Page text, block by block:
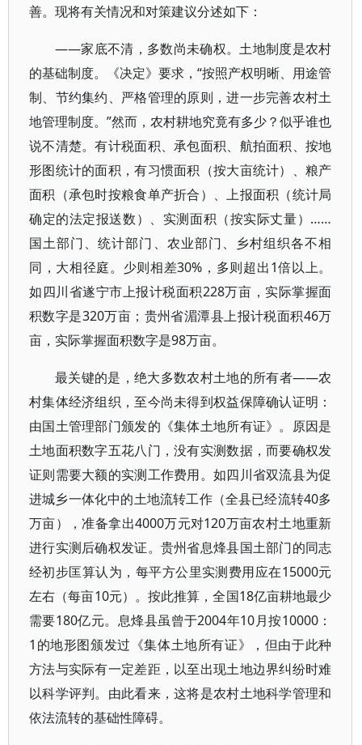
善。现将有关情况和对策建议分述如下：
——家底不清，多数尚未确权。土地制度是农村
的基础制度。《决定》要求，“按照产权明晰、用途管
制、节约集约、严格管理的原则，进一步完善农村土
地管理制度。”然而，农村耕地究竟有多少？似乎谁也
说不清楚。有计税面积、承包面积、航拍面积、按地
形图统计的面积，有习惯面积（按大亩统计）、粮产
面积（承包时按粮食单产折合）、上报面积（统计局
确定的法定报送数）、实测面积（按实际丈量）……
国土部门、统计部门、农业部门、乡村组织各不相
同，大相径庭。少则相差30%，多则超出1倍以上。
如四川省遂宁市上报计税面积228万亩，实际掌握面
积数字是320万亩；贵州省湄潭县上报计税面积46万
亩，实际掌握面积数字是98万亩。
最关键的是，绝大多数农村土地的所有者——农
村集体经济组织，至今尚未得到权益保障确认证明：
由国土管理部门颁发的《集体土地所有证》。原因是
土地面积数字五花八门，没有实测数据，而要确权发
证则需要大额的实测工作费用。如四川省双流县为促
进城乡一体化中的土地流转工作（全县已经流转40多
万亩），准备拿出4000万元对120万亩农村土地重新
进行实测后确权发证。贵州省息烽县国土部门的同志
经初步匡算认为，每平方公里实测费用应在15000元
左右（每亩10元）。按此推算，全国18亿亩耕地最少
需要180亿元。息烽县虽曾于2004年10月按10000：
1的地形图颁发过《集体土地所有证》，但由于此种
方法与实际有一定差距，以至出现土地边界纠纷时难
以科学评判。由此看来，这将是农村土地科学管理和
依法流转的基础性障碍。